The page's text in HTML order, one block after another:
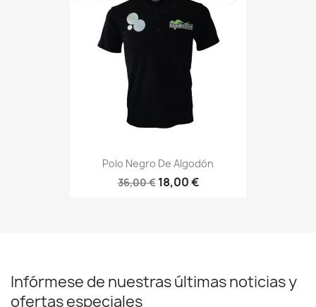
Polo Negro De Algodón
36,00 € 18,00 €
Infórmese de nuestras últimas noticias y
ofertas especiales